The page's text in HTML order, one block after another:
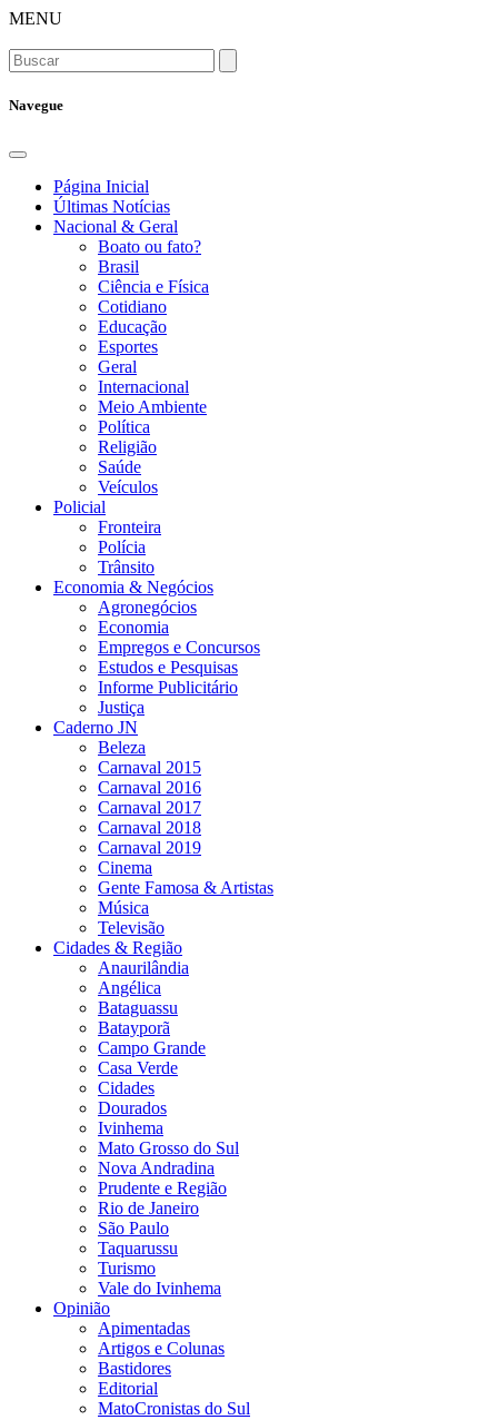
MENU
Navegue
Página Inicial
Últimas Notícias
Nacional & Geral
Boato ou fato?
Brasil
Ciência e Física
Cotidiano
Educação
Esportes
Geral
Internacional
Meio Ambiente
Política
Religião
Saúde
Veículos
Policial
Fronteira
Polícia
Trânsito
Economia & Negócios
Agronegócios
Economia
Empregos e Concursos
Estudos e Pesquisas
Informe Publicitário
Justiça
Caderno JN
Beleza
Carnaval 2015
Carnaval 2016
Carnaval 2017
Carnaval 2018
Carnaval 2019
Cinema
Gente Famosa & Artistas
Música
Televisão
Cidades & Região
Anaurilândia
Angélica
Bataguassu
Batayporã
Campo Grande
Casa Verde
Cidades
Dourados
Ivinhema
Mato Grosso do Sul
Nova Andradina
Prudente e Região
Rio de Janeiro
São Paulo
Taquarussu
Turismo
Vale do Ivinhema
Opinião
Apimentadas
Artigos e Colunas
Bastidores
Editorial
MatoCronistas do Sul